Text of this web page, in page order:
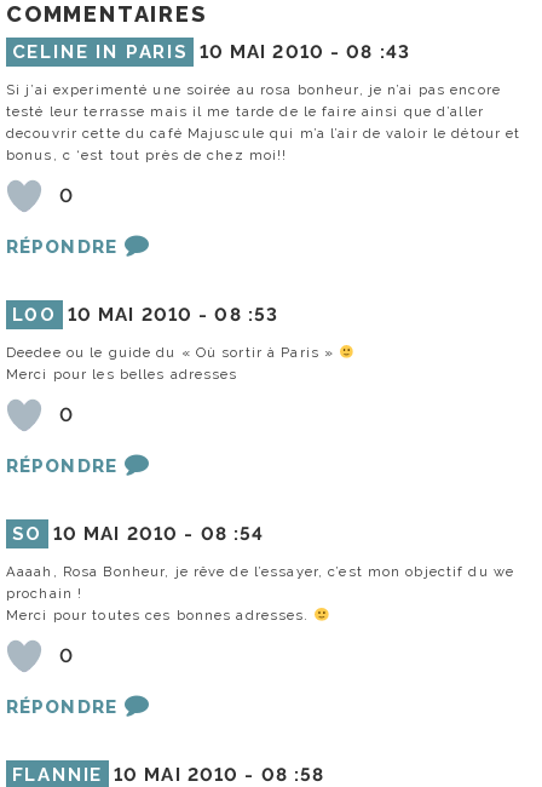
COMMENTAIRES
CELINE IN PARIS 10 MAI 2010 -08 :43
Si j’ai experimenté une soirée au rosa bonheur, je n’ai pas encore
testé leur terrasse mais il me tarde de le faire ainsi que d’aller
decouvrir cette du café Majuscule qui m’a l’air de valoir le détour et
bonus, c ‘est tout près de chez moi!!
0
RÉPONDRE
L0O 10 MAI 2010 -08 :53
Deedee ou le guide du « Où sortir à Paris »
Merci pour les belles adresses
0
RÉPONDRE
SO 10 MAI 2010 - 08 :54
Aaaah, Rosa Bonheur, je rêve de l’essayer, c’est mon objectif du we
prochain !
Merci pour toutes ces bonnes adresses.
0
RÉPONDRE
FLANNIE 10 MAI 2010 - 08 :58